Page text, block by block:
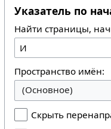
Указатель по
Найти страницы,
Пространство имён:
(Основное)
Скрыть